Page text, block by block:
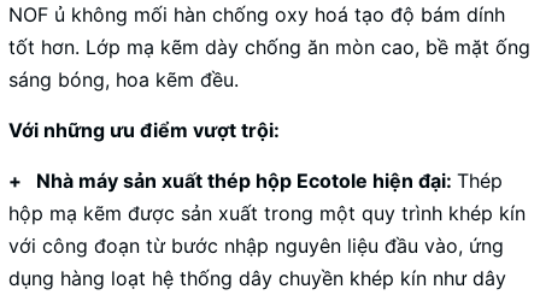
NOF ủ không mối hàn chống oxy hoá tạo độ bám dính
tốt hơn. Lớp mạ kẽm dày chống ăn mòn cao, bề mặt ống
sáng bóng, hoa kẽm đều.
Với những ưu điểm vượt trội:
+ Nhà máy sản xuất thép hộp Ecotole hiện đại: Thép
hộp mạ kẽm được sản xuất trong một quy trình khép kín
với công đoạn từ bước nhập nguyên liệu đầu vào, ứng
dụng hàng loạt hệ thống dây chuyền khép kín như dây